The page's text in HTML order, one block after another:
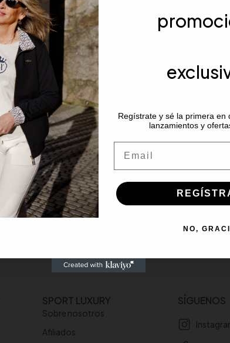
SPORT LUXURY
Sobre nosotros
Afiliados
SÍGUENOS
Regístrate y sé la primera en
lanzamientos y
NO,